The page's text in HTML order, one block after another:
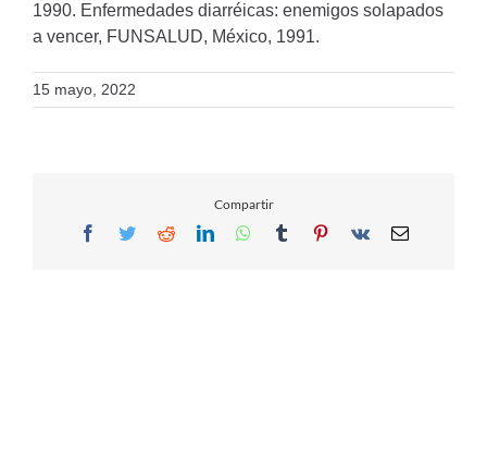
1990. Enfermedades diarréicas: enemigos solapados
a vencer, FUNSALUD, México, 1991.
15 mayo, 2022
Compartir
Facebook
TwitterRedditLinkedInWhatsApp
TumblrPinterest
Vk Email